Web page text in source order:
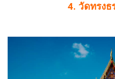
4. วัดทรงธ